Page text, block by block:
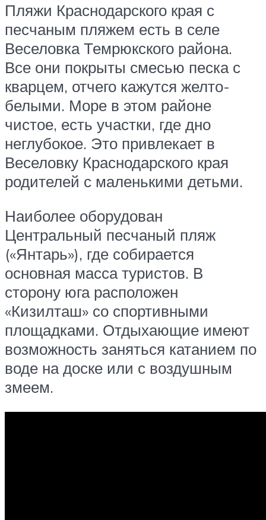
Пляжи Краснодарского края с
песчаным пляжем есть в селе
Веселовка Темрюкского района.
Все они покрыты смесью песка с
кварцем, отчего кажутся желто-
белыми. Море в этом районе
чистое, есть участки, где дно
неглубокое. Это привлекает в
Веселовку Краснодарского края
родителей с маленькими детьми.
Наиболее оборудован
Центральный песчаный пляж
(«Янтарь»), где собирается
основная масса туристов. В
сторону юга расположен
«Кизилташ» со спортивными
площадками. Отдыхающие имеют
возможность заняться катанием по
воде на доске или с воздушным
змеем.